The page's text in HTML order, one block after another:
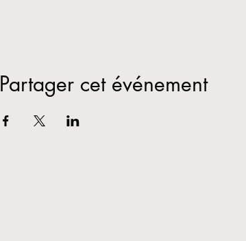
Partager cet événement